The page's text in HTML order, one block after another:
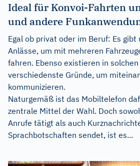
Ideal für Konvoi-Fahrten
und andere
Egal ob privat oder im Beruf: Es
Anlässe, um mit mehreren
fahren. Ebenso existieren in solchen
verschiedenste Gründe, um
kommunizieren.
Naturgemäß ist das Mobiltelefon
zentrale Mittel der Wahl. Doch
Anrufe tätigt als auch
Sprachbotschaften sendet, ist es...